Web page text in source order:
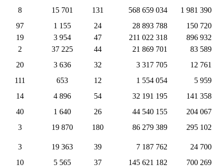
8 15 701 131 568 659 034
1 981 390
97 1 155 24 28 893 788
150 720
19 3 954 47 211 022 318
896 932
2 37 225 44 21 869 701
83 589
20 3 636 32 3 317 705
12 761
111 653 12 1 554 054
5 959
14 4 896 54 32 191 195
141 358
40 1 640 26 44 540 155
204 067
3 19 870 180 86 279 389 295 102
3 19 363 39 7 187 762
24 700
10 5 565 37 145 621 182
700 269